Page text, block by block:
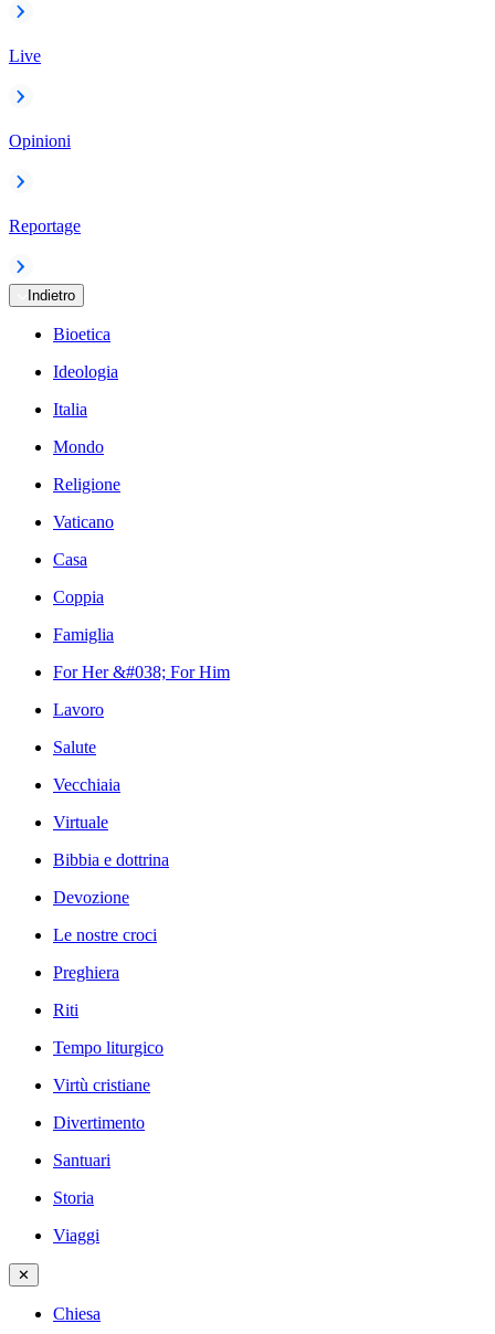
Live
Opinioni
Reportage
Indietro
Bioetica
Ideologia
Italia
Mondo
Religione
Vaticano
Casa
Coppia
Famiglia
For Her &#038; For Him
Lavoro
Salute
Vecchiaia
Virtuale
Bibbia e dottrina
Devozione
Le nostre croci
Preghiera
Riti
Tempo liturgico
Virtù cristiane
Divertimento
Santuari
Storia
Viaggi
✕
Chiesa